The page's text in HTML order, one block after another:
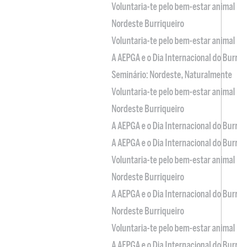
Voluntaria-te pelo bem-estar animal
Nordeste Burriqueiro
Voluntaria-te pelo bem-estar animal
A AEPGA e o Dia Internacional do
Seminário: Nordeste, Naturalmente
Voluntaria-te pelo bem-estar animal
Nordeste Burriqueiro
A AEPGA e o Dia Internacional do
A AEPGA e o Dia Internacional do
Voluntaria-te pelo bem-estar animal
Nordeste Burriqueiro
A AEPGA e o Dia Internacional do
Nordeste Burriqueiro
Voluntaria-te pelo bem-estar animal